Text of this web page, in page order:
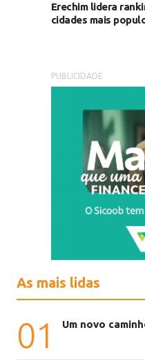
Erechim lidera
cidades mais
PUBLICIDADE
As mais lidas
01 Um novo